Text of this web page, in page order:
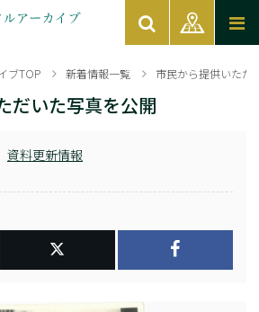
ブTOP 新着情報一覧 市民から提供いただ
だいた写真を公開
資料更新情報